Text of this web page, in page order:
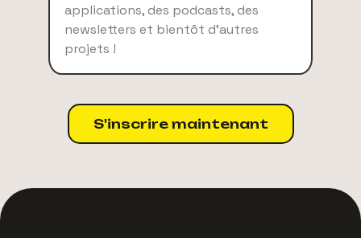
applications, des podcasts, des
newsletters et bientôt d’autres
projets !
S'inscrire maintenant